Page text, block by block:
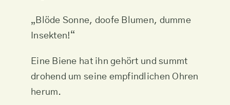
„Blöde Sonne, doofe Blumen, dumme
Insekten!“
Eine Biene hat ihn gehört und summt
drohend um seine empfindlichen Ohren
herum.